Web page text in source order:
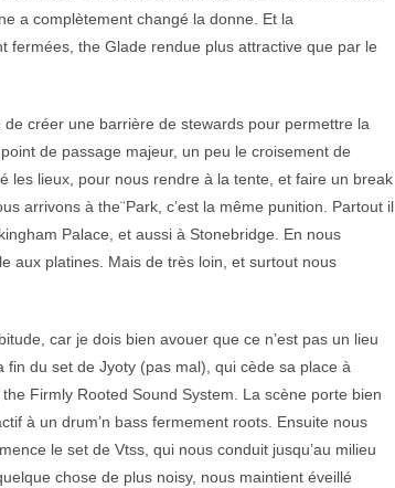
a complètement changé la donne. Et la
fermées, the Glade rendue plus attractive que par le
créer une barrière de stewards pour permettre la
de passage majeur, un peu le croisement de
les lieux, pour nous rendre à la tente, et faire un break
arrivons à the¨Park, c’est la même punition. Partout il
Palace, et aussi à Stonebridge. En nous
aux platines. Mais de très loin, et surtout nous
car je dois bien avouer que ce n’est pas un lieu
du set de Jyoty (pas mal), qui cède sa place à
Firmly Rooted Sound System. La scène porte bien
à un drum’n bass fermement roots. Ensuite nous
le set de Vtss, qui nous conduit jusqu’au milieu
chose de plus noisy, nous maintient éveillé